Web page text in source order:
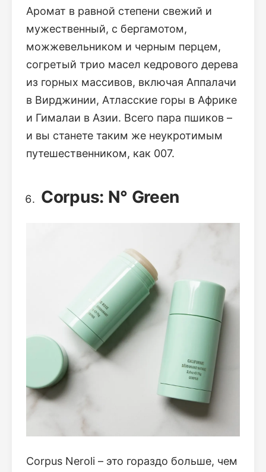
Аромат в равной степени свежий и
мужественный, с бергамотом,
можжевельником и черным перцем,
согретый трио масел кедрового дерева
из горных массивов, включая Аппалачи
в Вирджинии, Атласские горы в Африке
и Гималаи в Азии. Всего пара пшиков –
и вы станете таким же неукротимым
путешественником, как 007.
Corpus: N° Green
Corpus Neroli – это гораздо больше, чем